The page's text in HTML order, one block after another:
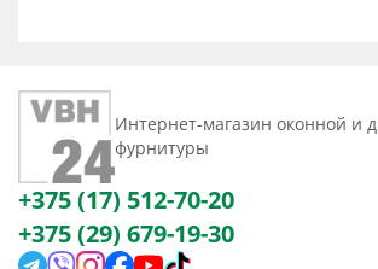
неравномерной нагрузки
из-за перекосов и
напряжения при
открывании-закрывании.
выбор. Мы
Интернет-магазин оконной и
фурнитуры
+375 (17) 512-70-20
+375 (29) 679-19-30